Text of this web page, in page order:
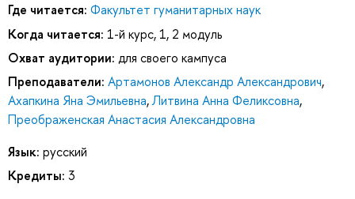
Где читается: Факультет гуманитарных наук
Когда читается: 1-й курс, 1, 2 модуль
Охват аудитории: для своего кампуса
Преподаватели: Артамонов Александр Александрович,
Ахапкина Яна Эмильевна,Литвина Анна Феликсовна,
Преображенская Анастасия Александровна
Язык: русский
Кредиты: 3